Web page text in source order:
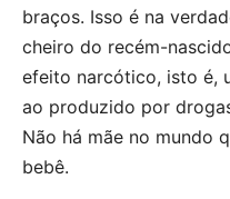
braços. Isso é na
cheiro do recém-
efeito narcótico, isto é,
ao produzido por
Não há mãe no mundo
bebê.